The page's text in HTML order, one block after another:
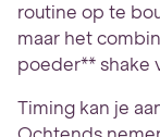
routine op te
maar het
poeder** shake
Timing kan je